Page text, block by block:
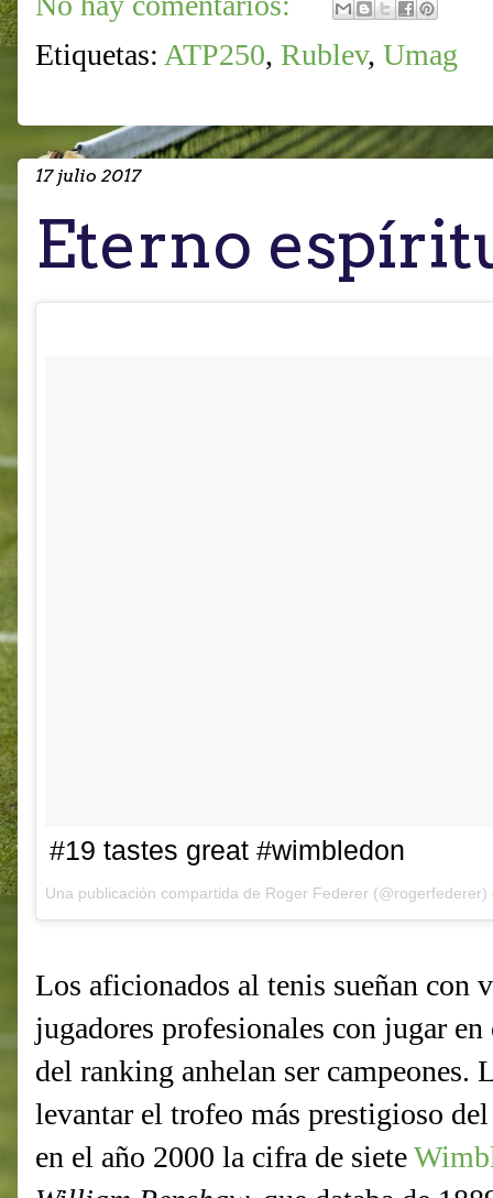
Etiquetas: ATP250, Rublev, Umag
17 julio 2017
Eterno
#19 tastes great #wimbledon
Una publicación compartida de Roger Federer
Los aficionados al tenis sueñan con
jugadores profesionales con jugar
del ranking anhelan ser campeones.
levantar el trofeo más prestigioso
en el año 2000 la cifra de siete